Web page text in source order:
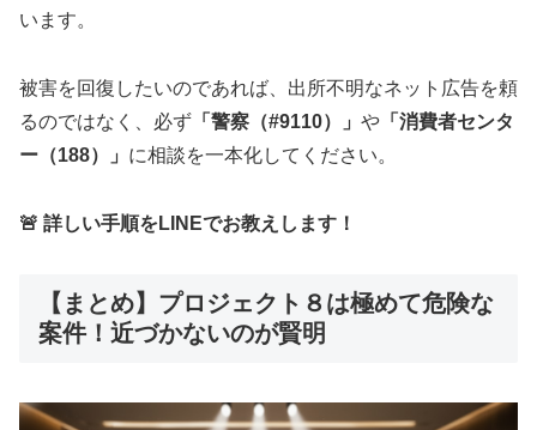
います。
被害を回復したいのであれば、出所不明なネット広告を頼
るのではなく、必ず 「警察（#9110）」 や 「消費者センタ
ー（188）」 に相談を一本化してください。
🚨 詳しい手順をLINEでお教えします！
【まとめ】プロジェクト８は極めて危険な
案件！近づかないのが賢明